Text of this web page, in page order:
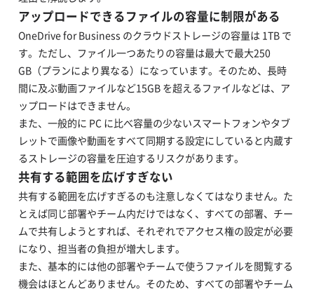
アップロードできるファイルの容量に制限がある
OneDrive for Business のクラウドストレージの容量は 1TB で
す。ただし、ファイル一つあたりの容量は最大で最大250
GB（プランにより異なる） になっています。そのため、長時
間に及ぶ動画ファイルなど15GB を超えるファイルなどは、ア
ップロードはできません。
また、一般的に PC に比べ容量の少ないスマートフォンやタブ
レットで画像や動画をすべて同期する設定にしていると内蔵す
るストレージの容量を圧迫するリスクがあります。
共有する範囲を広げすぎない
共有する範囲を広げすぎるのも注意しなくてはなりません。た
とえば同じ部署やチーム内だけではなく、すべての部署、チー
ムで共有しようとすれば、それぞれでアクセス権の設定が必要
になり、担当者の負担が増大します。
また、基本的には他の部署やチームで使うファイルを閲覧する
機会はほとんどありません。そのため、すべての部署やチーム